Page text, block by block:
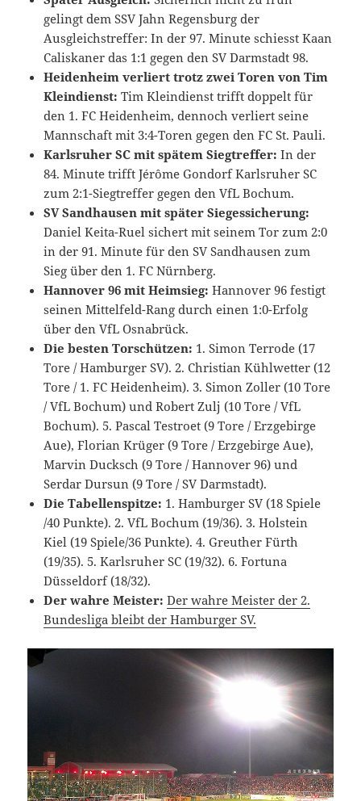
gelingt dem SSV Jahn Regensburg der
Ausgleichstreffer: In der 97. Minute schiesst Kaan
Caliskaner das 1:1 gegen den SV Darmstadt 98.
Heidenheim verliert trotz zwei Toren von Tim
Kleindienst: Tim Kleindienst trifft doppelt für
den 1. FC Heidenheim, dennoch verliert seine
Mannschaft mit 3:4-Toren gegen den FC St. Pauli.
Karlsruher SC mit spätem Siegtreffer: In der
84. Minute trifft Jérôme Gondorf Karlsruher SC
zum 2:1-Siegtreffer gegen den VfL Bochum.
SV Sandhausen mit später Siegessicherung:
Daniel Keita-Ruel sichert mit seinem Tor zum 2:0
in der 91. Minute für den SV Sandhausen zum
Sieg über den 1. FC Nürnberg.
Hannover 96 mit Heimsieg: Hannover 96 festigt
seinen Mittelfeld-Rang durch einen 1:0-Erfolg
über den VfL Osnabrück.
Die besten Torschützen: 1. Simon Terrode (17
Tore / Hamburger SV). 2. Christian Kühlwetter (12
Tore / 1. FC Heidenheim). 3. Simon Zoller (10 Tore
/ VfL Bochum) und Robert Zulj (10 Tore / VfL
Bochum). 5. Pascal Testroet (9 Tore / Erzgebirge
Aue), Florian Krüger (9 Tore / Erzgebirge Aue),
Marvin Ducksch (9 Tore / Hannover 96) und
Serdar Dursun (9 Tore / SV Darmstadt).
Die Tabellenspitze: 1. Hamburger SV (18 Spiele
/40 Punkte). 2. VfL Bochum (19/36). 3. Holstein
Kiel (19 Spiele/36 Punkte). 4. Greuther Fürth
(19/35). 5. Karlsruher SC (19/32). 6. Fortuna
Düsseldorf (18/32).
Der wahre Meister: Der wahre Meister der 2.
Bundesliga bleibt der Hamburger SV.